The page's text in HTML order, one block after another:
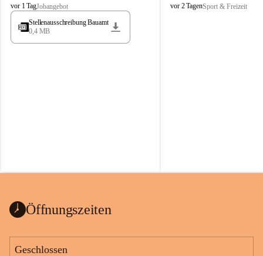
S
t
s
vor 1 TagJobangebot
Stellenausschreibung Bauamt
0,4 MB
S
vor 2 TagenSport & Freizeit
Öffnungszeiten
Geschlossen